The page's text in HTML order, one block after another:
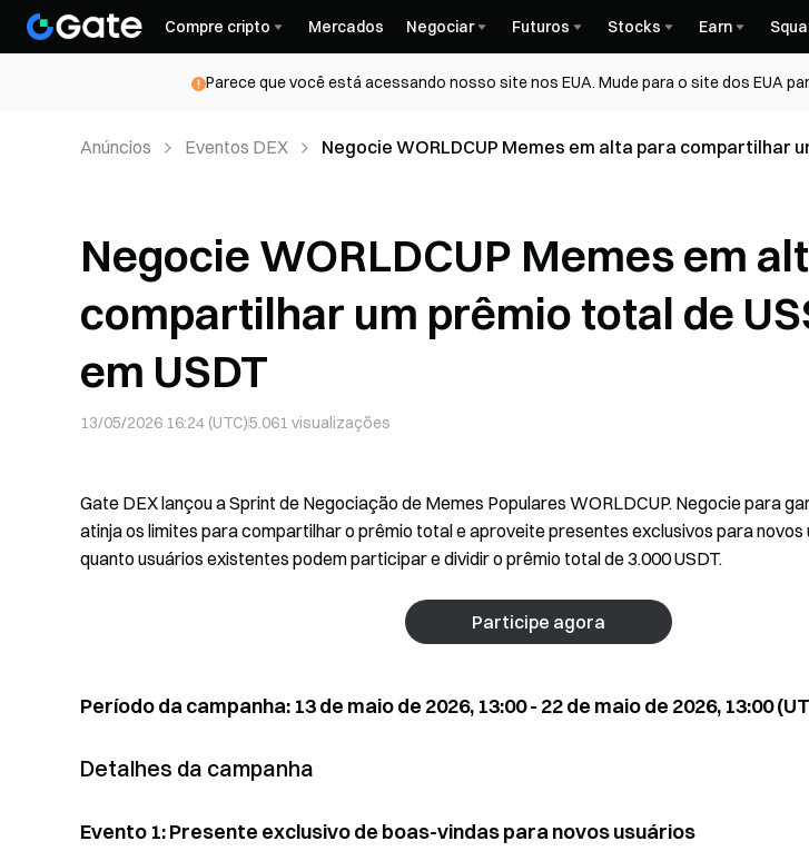
Compre cripto Mercados Negociar Futuros Stocks Earn
Parece que você está acessando nosso site nos EUA. Mude para o site dos EUA
Anúncios Eventos DEX
Negocie WORLDCUP Memes em alta para compartilhar
Negocie WORLDCUP Memes em
compartilhar um prêmio total de
em USDT
13/05/2026 16:24 (UTC)5.061 visualizações
Gate DEX lançou a Sprint de Negociação de Memes Populares WORLDCUP. Negocie para
atinja os limites para compartilhar o prêmio total e aproveite presentes exclusivos para novos
quanto usuários existentes podem participar e dividir o prêmio total de 3.000 USDT.
Participe agora
Período da campanha: 13 de maio de 2026, 13:00 - 22 de maio de 2026, 13:00
Detalhes da campanha
Evento 1: Presente exclusivo de boas-vindas para novos usuários